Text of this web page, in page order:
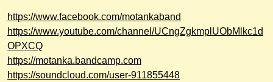
https://www.facebook.com/motankaband
https://www.youtube.com/channel/UCngZgkmplUObMlkc1d
OPXCQ
https://motanka.bandcamp.com
https://soundcloud.com/user-911855448